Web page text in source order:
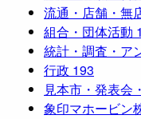
流通・店舗・無
組合・団体活動
統計・調査・ア
行政 193
見本市・発表会
象印マホービン